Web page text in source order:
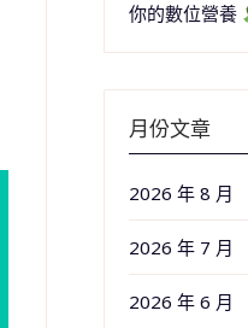
你的數位營養
月份文章
2026 年 8 月
2026 年 7 月
2026 年 6 月